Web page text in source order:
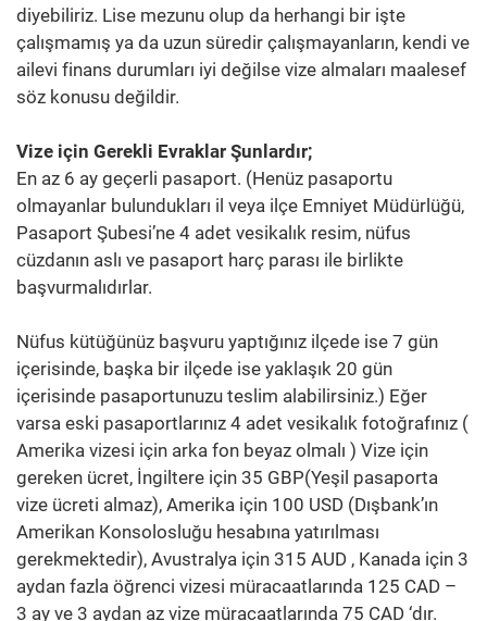
diyebiliriz. Lise mezunu olup da herhangi bir işte
çalışmamış ya da uzun süredir çalışmayanların, kendi ve
ailevi finans durumları iyi değilse vize almaları maalesef
söz konusu değildir.
Vize için Gerekli Evraklar Şunlardır;
En az 6 ay geçerli pasaport. (Henüz pasaportu
olmayanlar bulundukları il veya ilçe Emniyet Müdürlüğü,
Pasaport Şubesi’ne 4 adet vesikalık resim, nüfus
cüzdanın aslı ve pasaport harç parası ile birlikte
başvurmalıdırlar.
Nüfus kütüğünüz başvuru yaptığınız ilçede ise 7 gün
içerisinde, başka bir ilçede ise yaklaşık 20 gün
içerisinde pasaportunuzu teslim alabilirsiniz.) Eğer
varsa eski pasaportlarınız 4 adet vesikalık fotoğrafınız (
Amerika vizesi için arka fon beyaz olmalı ) Vize için
gereken ücret, İngiltere için 35 GBP(Yeşil pasaporta
vize ücreti almaz), Amerika için 100 USD (Dışbank’ın
Amerikan Konsolosluğu hesabına yatırılması
gerekmektedir), Avustralya için 315 AUD , Kanada için 3
aydan fazla öğrenci vizesi müracaatlarında 125 CAD –
3 ay ve 3 aydan az vize müracaatlarında 75 CAD ‘dır.